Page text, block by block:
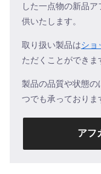
した一点物の新品
供いたします。
取り扱い製品はショ
ただくことができま
製品の品質や状態の
つでも承っておりま
アフ